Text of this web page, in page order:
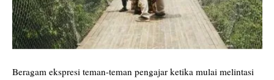
Beragam ekspresi teman-teman pengajar ketika mulai melintasi